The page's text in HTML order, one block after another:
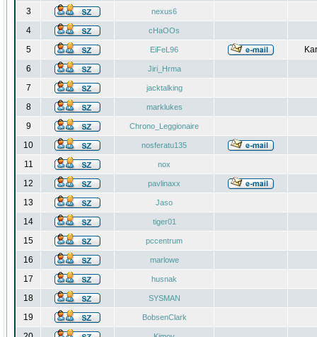
3 nexus6
4 cHaOOs
5 EiFeL96
6
Jiri_Hrma
7 jacktalking
8 marklukes
9 Chrono_Leggionaire
10 nosferatu135
11 nox
12 pavlinaxx
13 Jaso
14 tiger01
15 pccentrum
16 marlowe
17 husnak
18 SYSMAN
19 BobsenClark